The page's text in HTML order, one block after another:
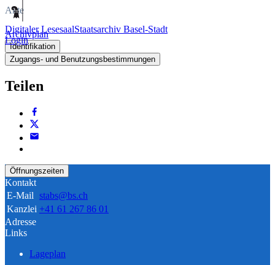
Digitaler LesesaalStaatsarchiv Basel-Stadt
Login
Akte
Archivplan
Identifikation
Zugangs- und Benutzungsbestimmungen
Teilen
Öffnungszeiten
Kontakt
E-Mail stabs@bs.ch
Kanzlei +41 61 267 86 01
Adresse
Links
Lageplan